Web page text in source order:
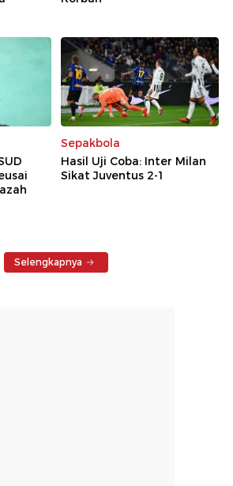
Sepakbola
Hasil Uji Coba: Inter Milan
Sikat Juventus 2-1
Selengkapnya